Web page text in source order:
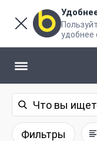
удобнее
Фильтры